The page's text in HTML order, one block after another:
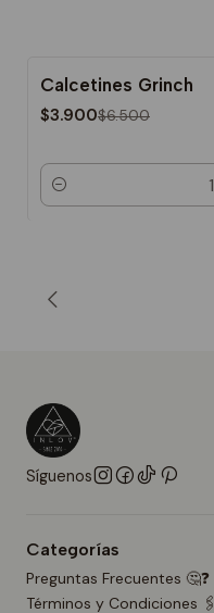
-40%
Calcetines Grinch
$3.900$6.500
Cantidad
Síguenos
Categorías
Preguntas Frecuentes 🤔❓
Términos y Condiciones 🖇️